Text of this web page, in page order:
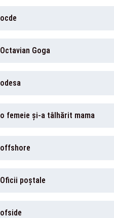
ocde
Octavian Goga
odesa
o femeie și-a tâlhărit mama
offshore
Oficii poștale
ofside